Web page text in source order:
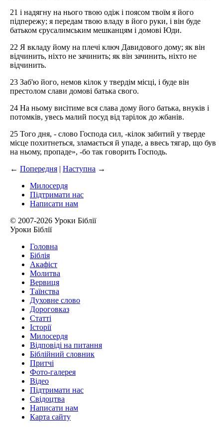
21 і надягну на нього твою одіж і поясом твоїм я його
підпережу; я передам твою владу в його руки, і він буде
батьком єрусалимським мешканцям і домові Юди.
22 Я вкладу йому на плечі ключ Давидового дому; як він
відчинить, ніхто не зачинить; як він зачинить, ніхто не
відчинить.
23 Заб'ю його, немов кілок у твердім місці, і буде він
престолом слави домові батька свого.
24 На ньому висітиме вся слава дому його батька, внуків і
потомків, увесь малий посуд від тарілок до жбанів.
25 Того дня, - слово Господа сил, -кілок забитий у тверде
місце похитнеться, зламається й упаде, а ввесь тягар, що був
на ньому, пропаде», -бо так говорить Господь.
← Попередня | Наступна →
Милосердя
Підтримати нас
Написати нам
© 2007-2026 Уроки Біблії
Уроки Біблії
Головна
Біблія
Акафіст
Молитва
Вервиця
Таїнства
Духовне слово
Дороговказ
Cтатті
Історії
Милосердя
Відповіді на питання
Біблійний словник
Притчі
Фото-галерея
Відео
Підтримати нас
Свідоцтва
Написати нам
Карта сайту